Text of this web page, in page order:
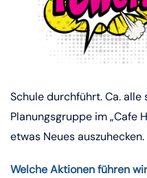
Schule durchführt. Ca.
Planungsgruppe im „Cafe
etwas Neues auszuhecken.
Welche Aktionen führen